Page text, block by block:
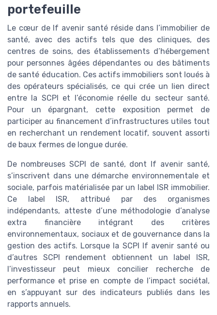
portefeuille
Le cœur de lf avenir santé réside dans l’immobilier de
santé, avec des actifs tels que des cliniques, des
centres de soins, des établissements d’hébergement
pour personnes âgées dépendantes ou des bâtiments
de santé éducation. Ces actifs immobiliers sont loués à
des opérateurs spécialisés, ce qui crée un lien direct
entre la SCPI et l’économie réelle du secteur santé.
Pour un épargnant, cette exposition permet de
participer au financement d’infrastructures utiles tout
en recherchant un rendement locatif, souvent assorti
de baux fermes de longue durée.
De nombreuses SCPI de santé, dont lf avenir santé,
s’inscrivent dans une démarche environnementale et
sociale, parfois matérialisée par un label ISR immobilier.
Ce label ISR, attribué par des organismes
indépendants, atteste d’une méthodologie d’analyse
extra financière intégrant des critères
environnementaux, sociaux et de gouvernance dans la
gestion des actifs. Lorsque la SCPI lf avenir santé ou
d’autres SCPI rendement obtiennent un label ISR,
l’investisseur peut mieux concilier recherche de
performance et prise en compte de l’impact sociétal,
en s’appuyant sur des indicateurs publiés dans les
rapports annuels.